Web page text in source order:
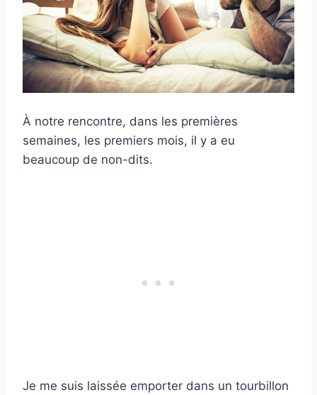
À notre rencontre, dans les premières
semaines, les premiers mois, il y a eu
beaucoup de non-dits.
Je me suis laissée emporter dans un tourbillon